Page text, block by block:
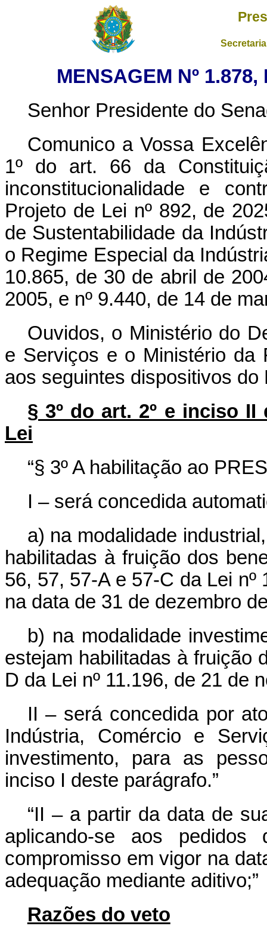
MENSAGEM Nº
Senhor Presidente do
Comunico a Vossa
1º do art. 66 da
inconstitucionalidade e
Projeto de Lei nº 892, de
de Sustentabilidade da
o Regime Especial da
10.865, de 30 de abril de
2005, e nº 9.440, de 14 de
Ouvidos, o Ministério do
e Serviços e o Ministério da
aos seguintes dispositivos do
§ 3º do art. 2º e inciso
Lei
“§ 3º A habilitação ao
I – será concedida
a) na modalidade
habilitadas à fruição dos
56, 57, 57-A e 57-C da Lei
na data de 31 de dezembro
b) na modalidade
estejam habilitadas à fruição
D da Lei nº 11.196, de 21 de
II – será concedida por
Indústria, Comércio e
investimento, para as
inciso I deste parágrafo.”
“II – a partir da data de
aplicando-se aos
compromisso em vigor na
adequação mediante aditivo;”
Razões do veto